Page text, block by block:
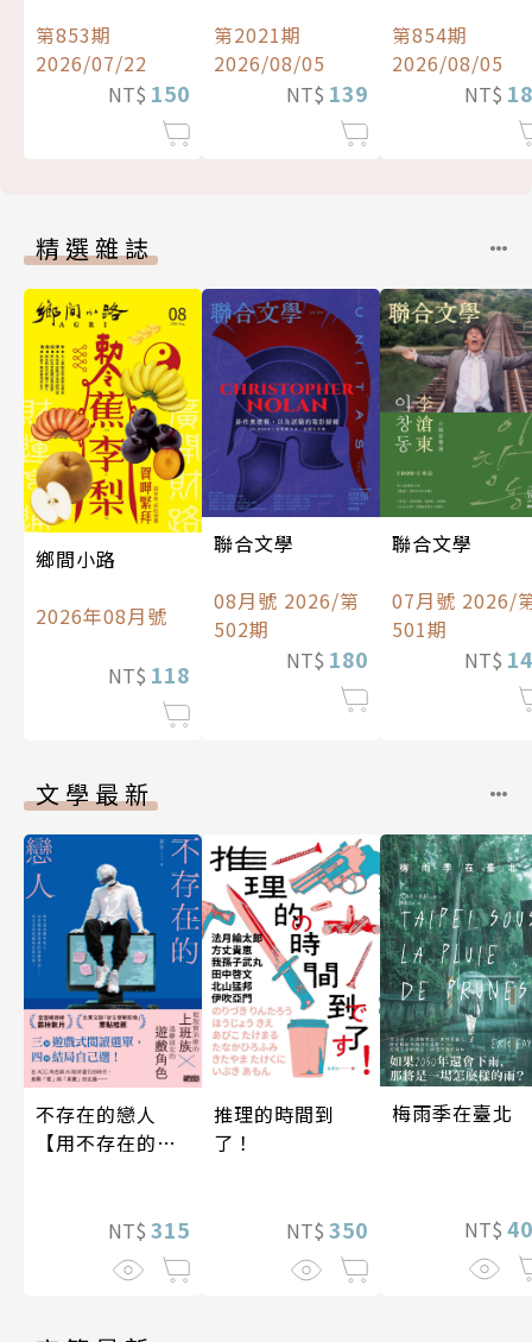
第853期
2026/07/22
NT$ 150
第2021期
2026/08/05
NT$ 139
第854期
2026/08/05
NT$
精選雜誌
鄉間小路
2026年08月號
NT$ 118
聯合文學
08月號 2026/第
502期
NT$ 180
聯合文學
07月號 2026/
501期
NT$
文學最新
不存在的戀人
【用不存在的
NT$ 315
推理的時間到
了！
NT$ 350
梅雨季在臺北
NT$